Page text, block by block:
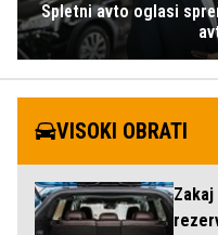
Spletni avto oglasi
VISOKI OBRATI